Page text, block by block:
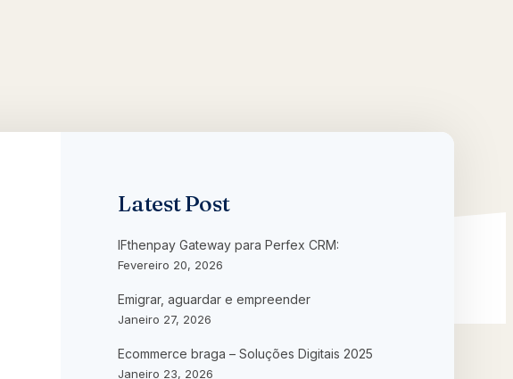
Latest Post
IFthenpay Gateway para Perfex CRM:
Fevereiro 20, 2026
Emigrar, aguardar e empreender
Janeiro 27, 2026
Ecommerce braga – Soluções Digitais 2025
Janeiro 23, 2026